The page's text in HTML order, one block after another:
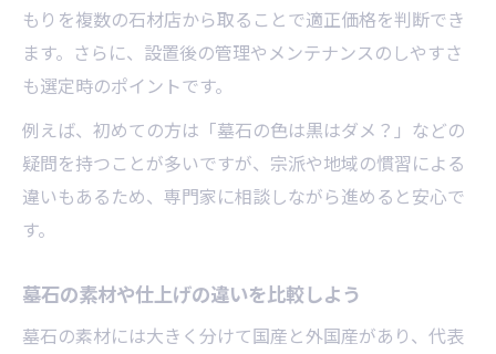
もりを複数の石材店から取ることで適正価格を判断でき
ます。さらに、設置後の管理やメンテナンスのしやすさ
も選定時のポイントです。
例えば、初めての方は「墓石の色は黒はダメ？」などの
疑問を持つことが多いですが、宗派や地域の慣習による
違いもあるため、専門家に相談しながら進めると安心で
す。
墓石の素材や仕上げの違いを比較しよう
墓石の素材には大きく分けて国産と外国産があり、代表